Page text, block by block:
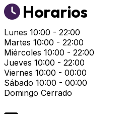
Horarios
Lunes 10:00 - 22:00
Martes 10:00 - 22:00
Miércoles 10:00 - 22:00
Jueves 10:00 - 22:00
Viernes 10:00 - 00:00
Sábado 10:00 - 00:00
Domingo Cerrado